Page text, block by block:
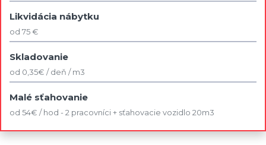
Likvidácia nábytku
od 75 €
Skladovanie
od 0,35€ / deň / m3
Malé sťahovanie
od 54€ / hod - 2 pracovníci + sťahovacie vozidlo 20m3